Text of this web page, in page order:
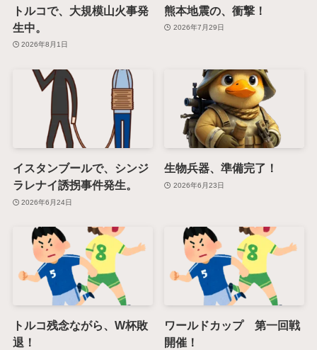
トルコで、大規模山火事発
生中。
2026年8月1日
熊本地震の、衝撃！
2026年7月29日
イスタンブールで、シンジ
ラレナイ誘拐事件発生。
2026年6月24日
生物兵器、準備完了！
2026年6月23日
トルコ残念ながら、W杯敗
退！
ワールドカップ 第一回戦
開催！